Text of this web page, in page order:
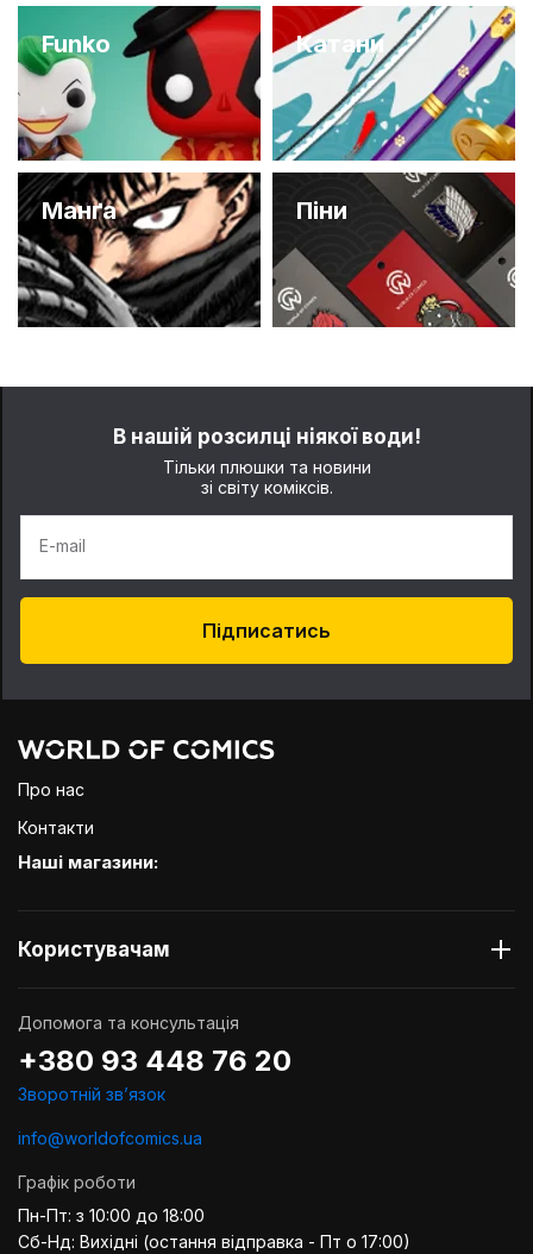
Funko Катани
Манґа Піни
В нашій розсилці ніякої води!
Тільки плюшки та новини
зі світу коміксів.
E-mail
Підписатись
Про нас
Контакти
Наші магазини:
Користувачам
Допомога та консультація
+380 93 448 76 20
Зворотній звʼязок
info@worldofcomics.ua
Графік роботи
Пн-Пт: з 10:00 до 18:00
Сб-Нд: Вихідні (остання відправка - Пт о 17:00)